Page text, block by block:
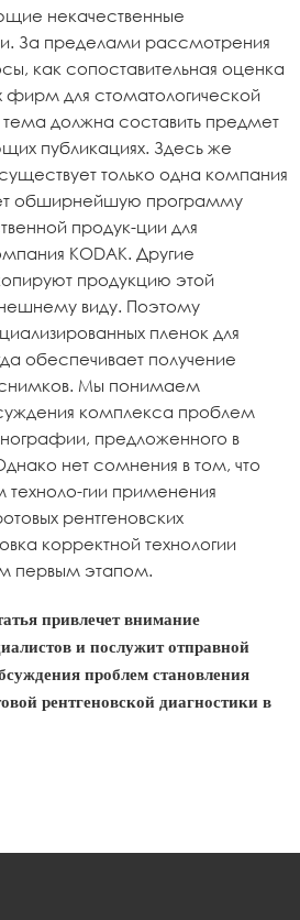
некачественные
За пределами рассмотрения
как сопоставительная оценка
фирм для стоматологической
должна составить предмет
публикациях. Здесь же
существует только одна компания
обширнейшую программу
продук-ции для
KODAK. Другие
продукцию этой
виду. Поэтому
пленок для
обеспечивает получение
снимков. Мы понимаем
комплекса проблем
предложенного в
нет сомнения в том, что
гии применения
рентгеновских
корректной технологии
первым этапом.
привлечет внимание
и послужит отправной
проблем становления
рентгеновской диагностики в